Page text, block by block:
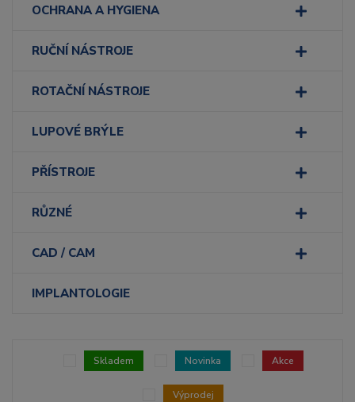
OCHRANA A HYGIENA
RUČNÍ NÁSTROJE
ROTAČNÍ NÁSTROJE
LUPOVÉ BRÝLE
PŘÍSTROJE
RŮZNÉ
CAD / CAM
IMPLANTOLOGIE
Skladem Novinka Akce
Výprodej